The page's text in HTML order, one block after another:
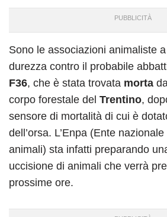
Sono le associazioni animaliste
durezza contro il probabile
F36, che è stata trovata morta
corpo forestale del Trentino,
sensore di mortalità di cui è
dell’orsa. L’Enpa (Ente
animali) sta infatti preparando
uccisione di animali che verrà
prossime ore.